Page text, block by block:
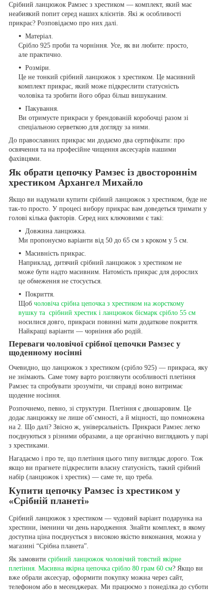
Срібний ланцюжок Рамзес з хрестиком — комплект, який має
неабиякий попит серед наших клієнтів. Які ж особливості
прикрас? Розповідаємо про них далі.
Матеріал.
Срібло 925 проби та чорніння. Усе, як ви любите: просто,
але практично.
Розміри.
Це не тонкий срібний ланцюжок з хрестиком. Це масивний
комплект прикрас, який може підкреслити статусність
чоловіка та зробити його образ більш вишуканим.
Пакування.
Ви отримуєте прикраси у брендованій коробочці разом зі
спеціальною серветкою для догляду за ними.
До православних прикрас ми додаємо два сертифікати: про
освячення та на професійне чищення аксесуарів нашими
фахівцями.
Як обрати цепочку Рамзес із двостороннім
хрестиком Архангел Михайло
Якщо ви надумали купити срібний ланцюжок з хрестиком, буде не
так-то просто. У процесі вибору прикрас вам доведеться тримати у
голові кілька факторів. Серед них ключовими є такі:
Довжина ланцюжка.
Ми пропонуємо варіанти від 50 до 65 см з кроком у 5 см.
Масивність прикрас.
Наприклад, дитячий срібний ланцюжок з хрестиком не
може бути надто масивним. Натомість прикрас для дорослих
це обмеження не стосується.
Покриття.
Щоб чоловіча срібна цепочка з хрестиком на жорсткому
вушку та срібний хрестик і ланцюжок бісмарк срібло 55 см
носилися довго, прикраси повинні мати додаткове покриття.
Найкращі варіанти — чорніння або родій.
Переваги чоловічої срібної цепочки Рамзес у
щоденному носінні
Очевидно, що ланцюжок з хрестиком (срібло 925) — прикраса, яку
не знімають. Саме тому варто розглянути особливості плетіння
Рамзес та спробувати зрозуміти, чи справді воно витримає
щоденне носіння.
Розпочнемо, певно, зі структури. Плетіння є двошаровим. Це
додає ланцюжку не лише об’ємності, а й міцності, що помножена
на 2. Що далі? Звісно ж, універсальність. Прикраси Рамзес легко
поєднуються з різними образами, а ще органічно виглядають у парі
з хрестиками.
Нагадаємо і про те, що плетіння цього типу виглядає дорого. Тож
якщо ви прагнете підкреслити власну статусність, такий срібний
набір (ланцюжок і хрестик) — саме те, що треба.
Купити цепочку Рамзес із хрестиком у
«Срібній планеті»
Срібний ланцюжок з хрестиком — чудовий варіант подарунка на
хрестини, іменини чи день народження. Знайти комплект, в якому
доступна ціна поєднується з високою якістю виконання, можна у
магазині “Срібна планета”.
Як замовити срібний ланцюжок чоловічий товстий якірне
плетіння. Масивна якірна цепочка срібло 80 грам 60 см? Якщо ви
вже обрали аксесуар, оформити покупку можна через сайт,
телефоном або в месенджерах. Ми працюємо з понеділка до суботи